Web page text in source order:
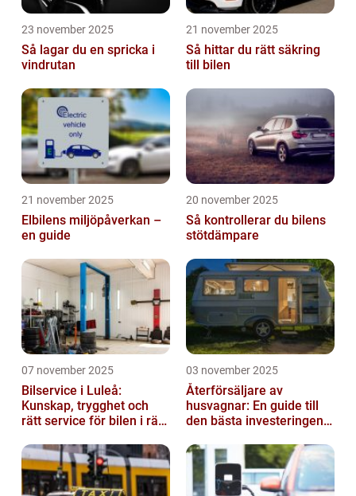
23 november 2025
Så lagar du en spricka i
vindrutan
21 november 2025
Så hittar du rätt säkring
till bilen
21 november 2025
Elbilens miljöpåverkan –
en guide
20 november 2025
Så kontrollerar du bilens
stötdämpare
07 november 2025
Bilservice i Luleå:
Kunskap, trygghet och
rätt service för bilen i rätt
03 november 2025
Återförsäljare av
husvagnar: En guide till
den bästa investeringen